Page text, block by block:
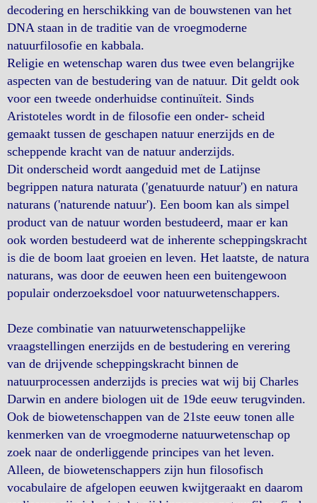
decodering en herschikking van de bouwstenen van het
DNA staan in de traditie van de vroegmoderne
natuurfilosofie en kabbala.
Religie en wetenschap waren dus twee even belangrijke
aspecten van de bestudering van de natuur. Dit geldt ook
voor een tweede onderhuidse continuïteit. Sinds
Aristoteles wordt in de filosofie een onder- scheid
gemaakt tussen de geschapen natuur enerzijds en de
scheppende kracht van de natuur anderzijds.
Dit onderscheid wordt aangeduid met de Latijnse
begrippen natura naturata ('genatuurde natuur') en natura
naturans ('naturende natuur'). Een boom kan als simpel
product van de natuur worden bestudeerd, maar er kan
ook worden bestudeerd wat de inherente scheppingskracht
is die de boom laat groeien en leven. Het laatste, de natura
naturans, was door de eeuwen heen een buitengewoon
populair onderzoeksdoel voor natuurwetenschappers.
Deze combinatie van natuurwetenschappelijke
vraagstellingen enerzijds en de bestudering en verering
van de drijvende scheppingskracht binnen de
natuurprocessen anderzijds is precies wat wij bij Charles
Darwin en andere biologen uit de 19de eeuw terugvinden.
Ook de biowetenschappen van de 21ste eeuw tonen alle
kenmerken van de vroegmoderne natuurwetenschap op
zoek naar de onderliggende principes van het leven.
Alleen, de biowetenschappers zijn hun filosofisch
vocabulaire de afgelopen eeuwen kwijtgeraakt en daarom